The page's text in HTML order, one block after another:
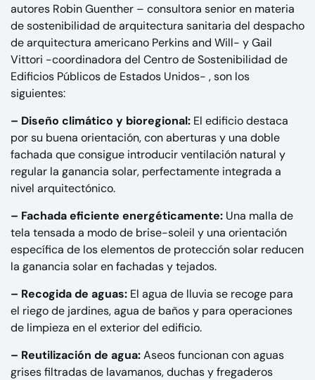
autores Robin Guenther – consultora senior en materia
de sostenibilidad de arquitectura sanitaria del despacho
de arquitectura americano Perkins and Will- yGail
Vittori -coordinadora del Centro de Sostenibilidad de
Edificios Públicos de Estados Unidos- , son los
siguientes:
– Diseño climático y bioregional: El edificio destaca
por su buena orientación, con aberturas y una doble
fachada que consigue introducir ventilación natural y
regular la ganancia solar, perfectamente integrada a
nivel arquitectónico.
– Fachada eficiente energéticamente: Una malla de
tela tensada a modo de brise-soleil y una orientación
específica de los elementos de protección solar reducen
la ganancia solar en fachadas y tejados.
– Recogida de aguas: El agua de lluvia se recoge para
el riego de jardines, agua de baños y para operaciones
de limpieza en el exterior del edificio.
– Reutilización de agua:Aseos funcionan con aguas
grises filtradas de lavamanos, duchas y fregaderos